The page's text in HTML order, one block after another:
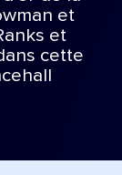
et
et
cette